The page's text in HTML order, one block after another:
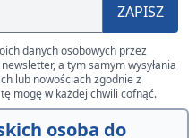
ZAPISZ
danych osobowych przez
a tym samym wysyłania
lub nowościach zgodnie z
mogę w każdej chwili cofnąć.
osoba do